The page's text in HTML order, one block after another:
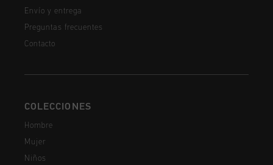
Envío y entrega
Preguntas frecuentes
Contacto
COLECCIONES
Hombre
Mujer
Niños